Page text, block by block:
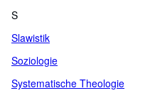
S
Slawistik
Soziologie
Systematische Theologie